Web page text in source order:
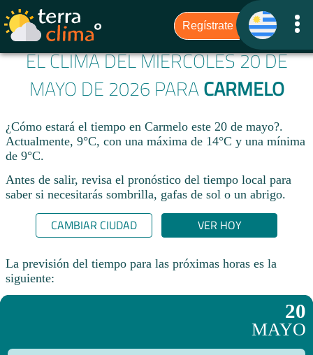
EL CLIMA DEL MIÉRCOLES 20 DE
MAYO DE 2026 PARA CARMELO
¿Cómo estará el tiempo en Carmelo este 20 de mayo?.
Actualmente, 9°C, con una máxima de 14°C y una mínima
de 9°C.
Antes de salir, revisa el pronóstico del tiempo local para
saber si necesitarás sombrilla, gafas de sol o un abrigo.
CAMBIAR CIUDAD VER HOY
La previsión del tiempo para las próximas horas es la
siguiente:
20
MAYO